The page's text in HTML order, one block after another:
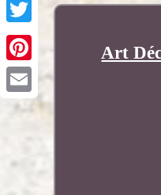
Pinterest
Art